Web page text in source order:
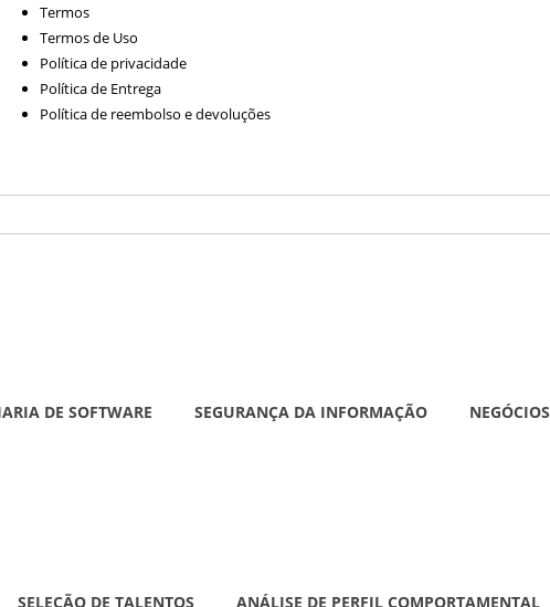
Termos
Termos de Uso
Política de privacidade
Política de Entrega
Política de reembolso e devoluções
DE SOFTWARE SEGURANÇA DA INFORMAÇÃO NEGÓCIOS
SELEÇÃO DE TALENTOS ANÁLISE DE PERFIL COMPORTAMENTAL